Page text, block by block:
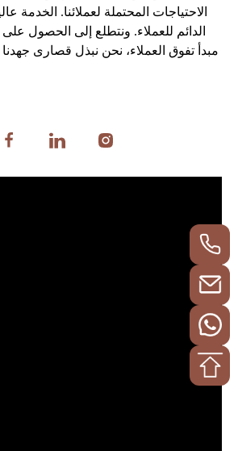
الاحتياجات المحتملة لعملائنا. الخدمة
الدائم للعملاء. ونتطلع إلى الحصول
مبدأ تفوق العملاء، نحن نبذل قصارى